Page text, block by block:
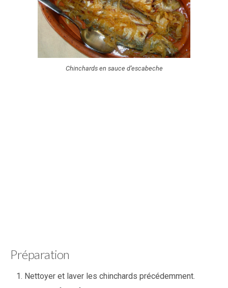
Chinchards en sauce d’escabeche
Préparation
Nettoyer et laver les chinchards précédemment.